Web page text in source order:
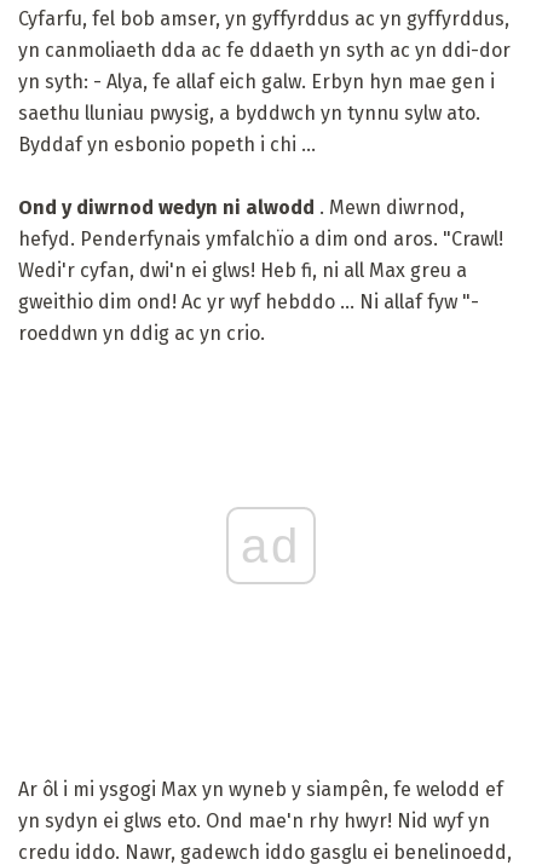
Cyfarfu, fel bob amser, yn gyffyrddus ac yn gyffyrddus,
yn canmoliaeth dda ac fe ddaeth yn syth ac yn ddi-dor
yn syth: - Alya, fe allaf eich galw. Erbyn hyn mae gen i
saethu lluniau pwysig, a byddwch yn tynnu sylw ato.
Byddaf yn esbonio popeth i chi ...
Ond y diwrnod wedyn ni alwodd . Mewn diwrnod,
hefyd. Penderfynais ymfalchïo a dim ond aros. "Crawl!
Wedi'r cyfan, dwi'n ei glws! Heb fi, ni all Max greu a
gweithio dim ond! Ac yr wyf hebddo ... Ni allaf fyw "-
roeddwn yn ddig ac yn crio.
ad
Ar ôl i mi ysgogi Max yn wyneb y siampên, fe welodd ef
yn sydyn ei glws eto. Ond mae'n rhy hwyr! Nid wyf yn
credu iddo. Nawr, gadewch iddo gasglu ei benelinoedd,